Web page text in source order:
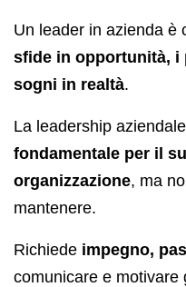
Un leader in azienda è
sfide in opportunità, i
sogni in realtà.
La leadership
fondamentale per il
organizzazione, ma
mantenere.
Richiede impegno,
comunicare e motivare